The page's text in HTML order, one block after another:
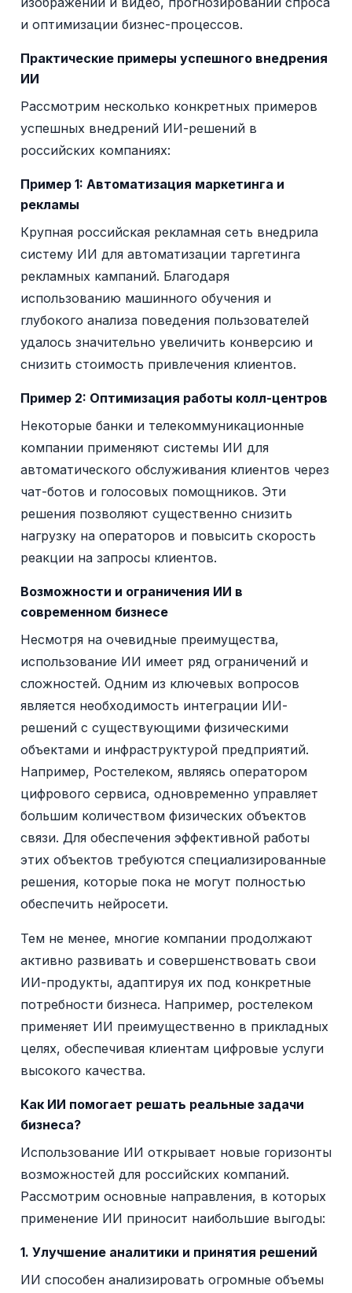
и оптимизации бизнес-процессов.
Практические примеры успешного внедрения
ИИ
Рассмотрим несколько конкретных примеров
успешных внедрений ИИ-решений в
российских компаниях:
Пример 1: Автоматизация маркетинга и
рекламы
Крупная российская рекламная сеть внедрила
систему ИИ для автоматизации таргетинга
рекламных кампаний. Благодаря
использованию машинного обучения и
глубокого анализа поведения пользователей
удалось значительно увеличить конверсию и
снизить стоимость привлечения клиентов.
Пример 2: Оптимизация работы колл-центров
Некоторые банки и телекоммуникационные
компании применяют системы ИИ для
автоматического обслуживания клиентов через
чат-ботов и голосовых помощников. Эти
решения позволяют существенно снизить
нагрузку на операторов и повысить скорость
реакции на запросы клиентов.
Возможности и ограничения ИИ в
современном бизнесе
Несмотря на очевидные преимущества,
использование ИИ имеет ряд ограничений и
сложностей. Одним из ключевых вопросов
является необходимость интеграции ИИ-
решений с существующими физическими
объектами и инфраструктурой предприятий.
Например, Ростелеком, являясь оператором
цифрового сервиса, одновременно управляет
большим количеством физических объектов
связи. Для обеспечения эффективной работы
этих объектов требуются специализированные
решения, которые пока не могут полностью
обеспечить нейросети.
Тем не менее, многие компании продолжают
активно развивать и совершенствовать свои
ИИ-продукты, адаптируя их под конкретные
потребности бизнеса. Например, ростелеком
применяет ИИ преимущественно в прикладных
целях, обеспечивая клиентам цифровые услуги
высокого качества.
Как ИИ помогает решать реальные задачи
бизнеса?
Использование ИИ открывает новые горизонты
возможностей для российских компаний.
Рассмотрим основные направления, в которых
применение ИИ приносит наибольшие выгоды:
1. Улучшение аналитики и принятия решений
ИИ способен анализировать огромные объемы